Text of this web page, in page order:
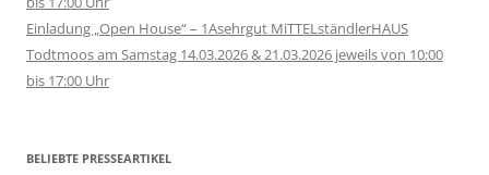
Einladung „Open House“ – 1Asehrgut MiTTELständlerHAUS
Todtmoos am Samstag 14.03.2026 & 21.03.2026 jeweils von 10:00
bis 17:00 Uhr
BELIEBTE PRESSEARTIKEL